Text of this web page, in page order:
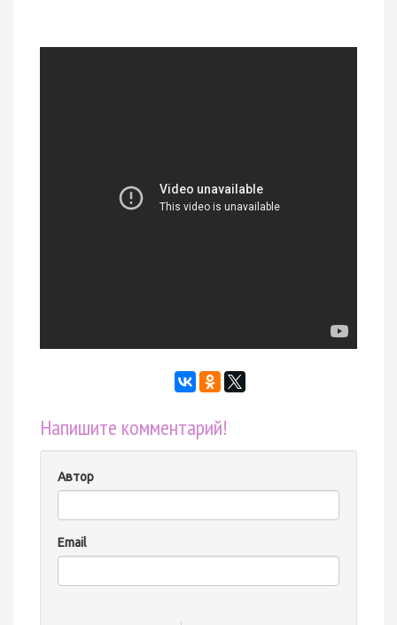
Напишите комментарий!
Автор
Email